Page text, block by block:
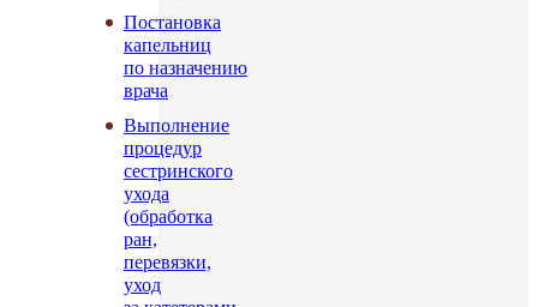
Постановка
капельниц
по назначению
врача
Выполнение
процедур
сестринского
ухода
(обработка
ран,
перевязки,
уход